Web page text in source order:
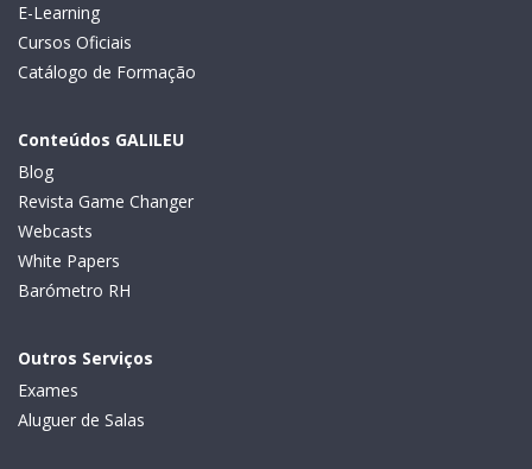
E-Learning
Cursos Oficiais
Catálogo de Formação
Conteúdos GALILEU
Blog
Revista Game Changer
Webcasts
White Papers
Barómetro RH
Outros Serviços
Exames
Aluguer de Salas